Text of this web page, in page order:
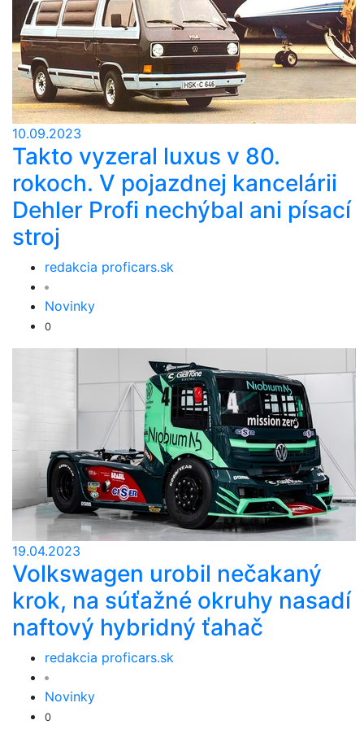
10.09.2023
Takto vyzeral luxus v 80.
rokoch. V pojazdnej kancelárii
Dehler Profi nechýbal ani písací
stroj
redakcia proficars.sk
Novinky
0
19.04.2023
Volkswagen urobil nečakaný
krok, na súťažné okruhy nasadí
naftový hybridný ťahač
redakcia proficars.sk
Novinky
0